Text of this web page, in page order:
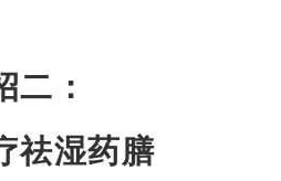
二：
祛湿药膳